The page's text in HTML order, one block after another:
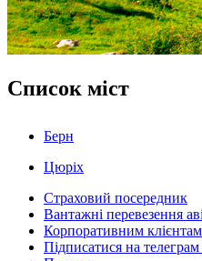
Список міст
Берн
Цюріх
Страховий посередник
Вантажні перевезення
Корпоративним клієнтам
Підписатися на